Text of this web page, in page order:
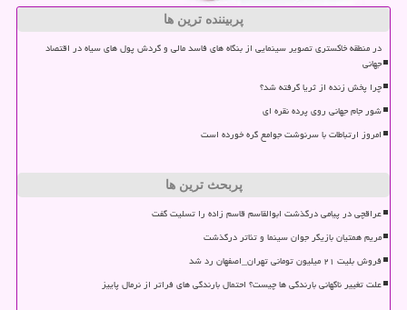
پربیننده ترین ها
در منطقه خاکستری تصویر سینمایی از بنگاه های فاسد مالی و گردش پول های سیاه در اقتصاد
جهانی
چرا پخش زنده از ثریا گرفته شد؟
شور جام جهانی روی پرده نقره ای
امروز ارتباطات با سرنوشت جوامع گره خورده است
پربحث ترین ها
عراقچی در پیامی درگذشت ابوالقاسم قاسم زاده را تسلیت گفت
مریم همتیان بازیگر جوان سینما و تئاتر درگذشت
فروش بلیت ۲۱ میلیون تومانی تهران_اصفهان رد شد
علت تغییر ناگهانی بارندگی ها چیست؟ احتمال بارندگی های فراتر از نرمال پاییز